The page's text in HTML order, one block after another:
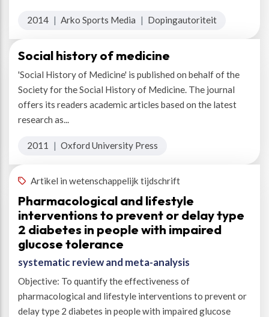
2014 | Arko Sports Media | Dopingautoriteit
Social history of medicine
'Social History of Medicine' is published on behalf of the
Society for the Social History of Medicine. The journal
offers its readers academic articles based on the latest
research as...
2011 | Oxford University Press
Artikel in wetenschappelijk tijdschrift
Pharmacological and lifestyle
interventions to prevent or delay type
2 diabetes in people with impaired
glucose tolerance
systematic review and meta-analysis
Objective: To quantify the effectiveness of
pharmacological and lifestyle interventions to prevent or
delay type 2 diabetes in people with impaired glucose